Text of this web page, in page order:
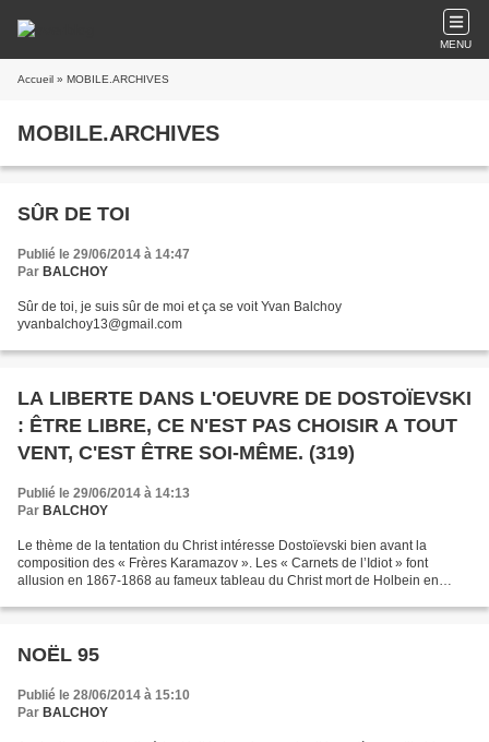
MENU
Accueil » MOBILE.ARCHIVES
MOBILE.ARCHIVES
SÛR DE TOI
Publié le 29/06/2014 à 14:47
Par BALCHOY
Sûr de toi, je suis sûr de moi et ça se voit Yvan Balchoy
yvanbalchoy13@gmail.com
LA LIBERTE DANS L'OEUVRE DE DOSTOÏEVSKI
: ÊTRE LIBRE, CE N'EST PAS CHOISIR A TOUT
VENT, C'EST ÊTRE SOI-MÊME. (319)
Publié le 29/06/2014 à 14:13
Par BALCHOY
Le thème de la tentation du Christ intéresse Dostoïevski bien avant la
composition des « Frères Karamazov ». Les « Carnets de l’Idiot » font
allusion en 1867-1868 au fameux tableau du Christ mort de Holbein en
NOËL 95
Publié le 28/06/2014 à 15:10
Par BALCHOY